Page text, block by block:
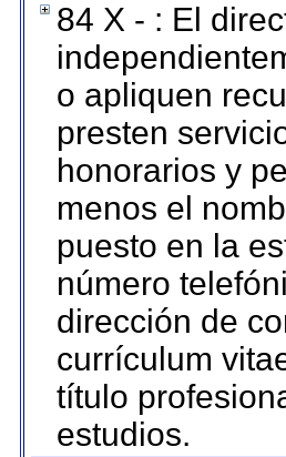
84 X - : El
o apliquen
presten
honorarios y
menos el
puesto en la
número
dirección de
currículum
título
estudios.